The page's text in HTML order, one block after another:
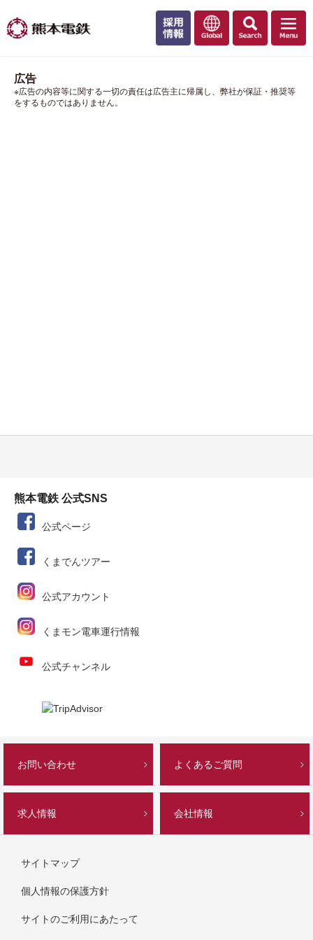
広告
※広告の内容等に関する一切の責任は広告主に帰属し、弊社が保証・推奨等
をするものではありません。
熊本電鉄 公式SNS
公式ページ
くまでんツアー
公式アカウント
くまモン電車運行情報
公式チャンネル
お問い合わせ よくあるご質問
求人情報 会社情報
サイトマップ
個人情報の保護方針
サイトのご利用にあたって